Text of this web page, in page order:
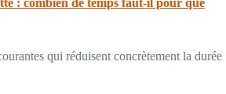
: combien de temps faut-il pour que
qui réduisent concrètement la durée